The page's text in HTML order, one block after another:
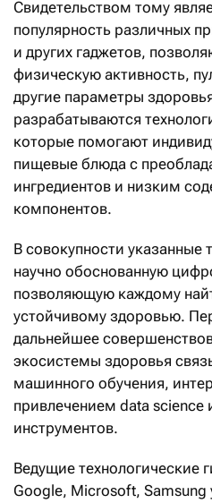
Свидетельством тому
популярность различных
и других гаджетов,
физическую активность,
другие параметры
разрабатываются
которые помогают
пищевые блюда с
ингредиентов и низким
компонентов.
В совокупности указанные
научно обоснованную
позволяющую каждому
устойчивому здоровью.
дальнейшее
экосистемы здоровья
машинного обучения,
привлечением data science
инструментов.
Ведущие технологические
Google, Microsoft,